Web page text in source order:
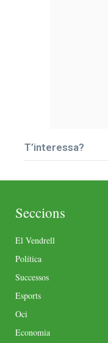
T’interessa?
Seccions
El Vendrell
Política
Successos
Esports
Oci
Economia